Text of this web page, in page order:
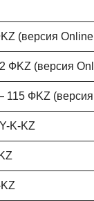
(версия
ФKZ (версия
115 ФKZ
K-KZ